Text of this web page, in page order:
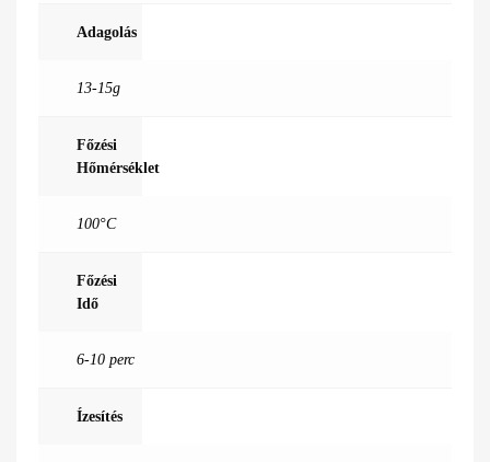
Adagolás
13-15g
Főzési
Hőmérséklet
100°C
Főzési
Idő
6-10 perc
Ízesítés